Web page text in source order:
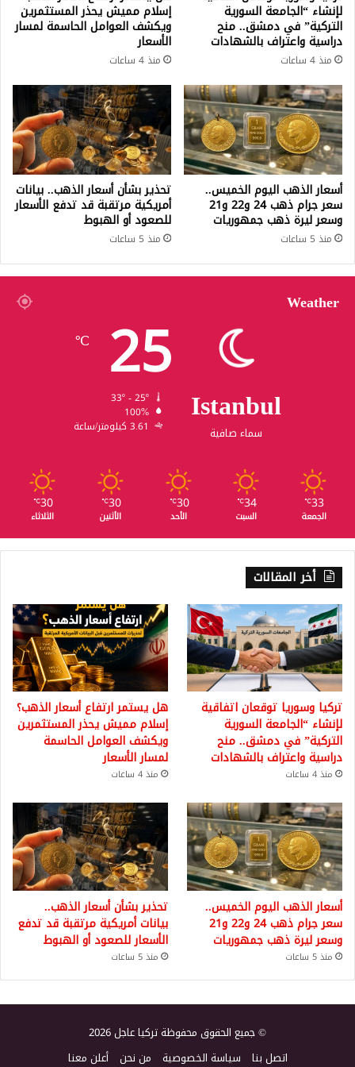
لإنشاء “الجامعة السورية
التركية” في دمشق.. منح
دراسية واعتراف بالشهادات
منذ 4 ساعات
إسلام مميش يحذر المستثمرين
ويكشف العوامل الحاسمة لمسار
الأسعار
منذ 4 ساعات
أسعار الذهب اليوم الخميس..
سعر جرام ذهب 24 و22 و21
وسعر ليرة ذهب جمهوريات
منذ 5 ساعات
تحذير بشأن أسعار الذهب.. بيانات
أمريكية مرتقبة قد تدفع الأسعار
للصعود أو الهبوط
منذ 5 ساعات
Weather
Istanbul
سماء صافية
25
℃
100%
3.61 كيلومتر/ساعة
33
℃
الجمعة
34
℃
السبت
30
℃
الأحد
30
℃
الأثنين
30
℃
الثلاثاء
أخر المقالات
تركيا وسوريا توقعان اتفاقية
لإنشاء “الجامعة السورية
التركية” في دمشق.. منح
دراسية واعتراف بالشهادات
منذ 4 ساعات
هل يستمر ارتفاع أسعار الذهب؟
إسلام مميش يحذر المستثمرين
ويكشف العوامل الحاسمة
لمسار الأسعار
منذ 4 ساعات
أسعار الذهب اليوم الخميس..
سعر جرام ذهب 24 و22 و21
وسعر ليرة ذهب جمهوريات
منذ 5 ساعات
تحذير بشأن أسعار الذهب..
بيانات أمريكية مرتقبة قد تدفع
الأسعار للصعود أو الهبوط
منذ 5 ساعات
© جميع الحقوق محفوظة تركيا عاجل 2026
اتصل بنا سياسة الخصوصية من نحن أعلن معنا